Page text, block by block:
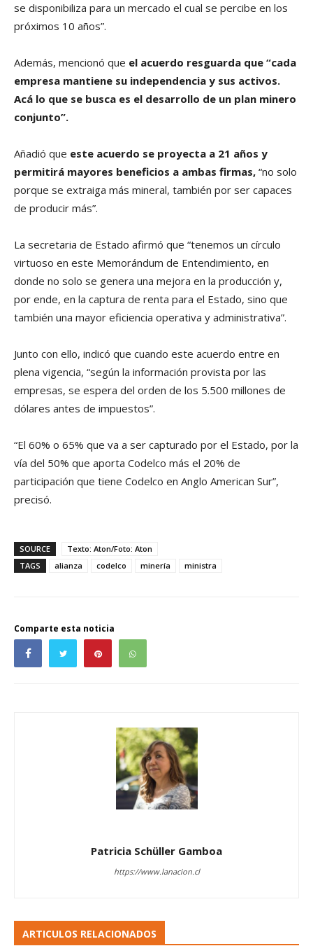
se disponibiliza para un mercado el cual se percibe en los
próximos 10 años”.
Además, mencionó que el acuerdo resguarda que “cada
empresa mantiene su independencia y sus activos.
Acá lo que se busca es el desarrollo de un plan minero
conjunto”.
Añadió que este acuerdo se proyecta a 21 años y
permitirá mayores beneficios a ambas firmas, “no solo
porque se extraiga más mineral, también por ser capaces
de producir más”.
La secretaria de Estado afirmó que “tenemos un círculo
virtuoso en este Memorándum de Entendimiento, en
donde no solo se genera una mejora en la producción y,
por ende, en la captura de renta para el Estado, sino que
también una mayor eficiencia operativa y administrativa”.
Junto con ello, indicó que cuando este acuerdo entre en
plena vigencia, “según la información provista por las
empresas, se espera del orden de los 5.500 millones de
dólares antes de impuestos”.
“El 60% o 65% que va a ser capturado por el Estado, por la
vía del 50% que aporta Codelco más el 20% de
participación que tiene Codelco en Anglo American Sur”,
precisó.
SOURCE
Texto: Aton/Foto: Aton
TAGS
alianza codelco minería ministra
Comparte esta noticia
Patricia Schüller Gamboa
https://www.lanacion.cl
ARTICULOS RELACIONADOS